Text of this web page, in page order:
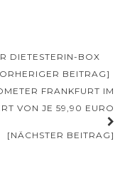
DIETESTERIN-BOX
BEITRAG]
FRANKFURT IM
VON JE 59,90 EURO
[NÄCHSTER BEITRAG]